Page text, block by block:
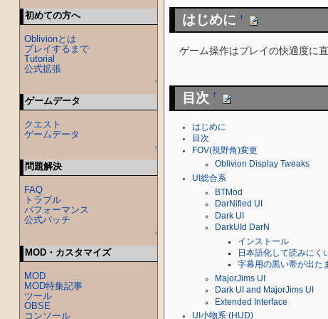
はじめに †
ゲーム操作はプレイの快適度に
目次 †
はじめに
目次
FOV(視野角)変更
Oblivion Display Tweaks
UI総合系
BTMod
DarNified UI
Dark UI
DarkUId DarN
インストール
日本語化して読みにく
字幕用の黒い帯が出た
MajorJims UI
Dark UI and MajorJims UI
Extended Interface
UI小物系 (HUD)
初めての方へ
Oblivionとは
プレイするまで
Tutorial
公式拡張
↑
ゲームデータ
クエスト
ゲームデータ
↑
問題解決
FAQ
トラブル
パフォーマンス
公式パッチ
↑
MOD・カスタマイズ
MOD
MOD特集記事
ツール
OBSE
コンソール